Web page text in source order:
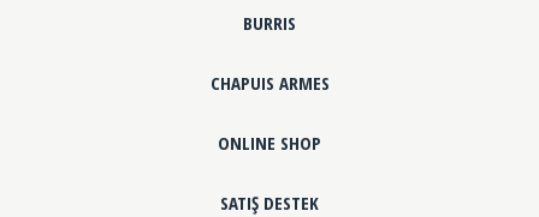
BURRIS
CHAPUIS ARMES
ONLINE SHOP
SATIŞ DESTEK